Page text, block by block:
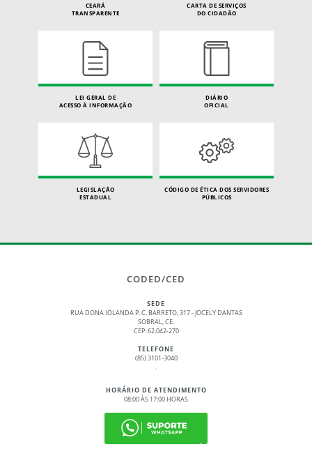
CEARÁ
TRANSPARENTE
CARTA DE SERVIÇOS
DO CIDADÃO
LEI GERAL DE
ACESSO À INFORMAÇÃO
DIÁRIO
OFICIAL
LEGISLAÇÃO
ESTADUAL
CÓDIGO DE ÉTICA DOS SERVIDORES
PÚBLICOS
CODED/CED
SEDE
RUA DONA IOLANDA P. C. BARRETO, 317 - JOCELY DANTAS
SOBRAL, CE.
CEP: 62.042-270
TELEFONE
(85) 3101-3040
.
HORÁRIO DE ATENDIMENTO
08:00 ÀS 17:00 HORAS